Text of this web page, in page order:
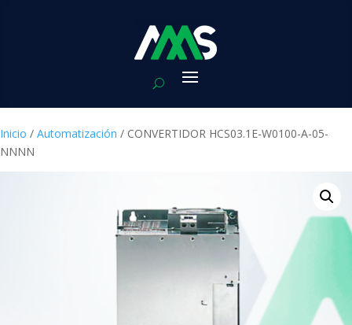
Inicio / Automatización / CONVERTIDOR HCS03.1E-W0100-A-05-
NNNN